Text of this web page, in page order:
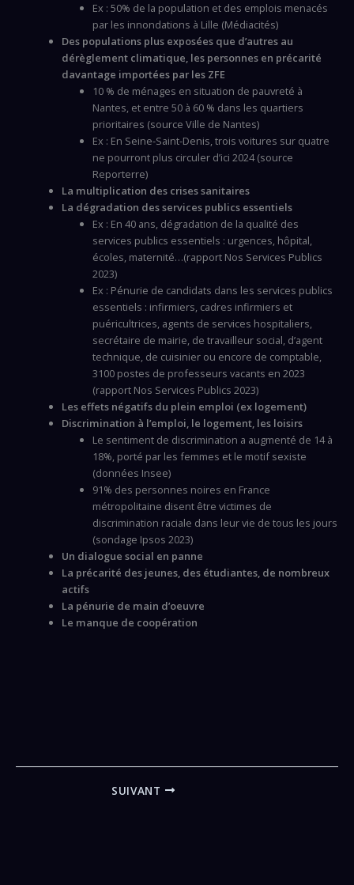
Ex : 50% de la population et des emplois menacés
par les innondations à Lille (Médiacités)
Des populations plus exposées que d’autres au
dérèglement climatique, les personnes en précarité
davantage importées par les ZFE
10 % de ménages en situation de pauvreté à
Nantes, et entre 50 à 60 % dans les quartiers
prioritaires (source Ville de Nantes)
Ex : En Seine-Saint-Denis, trois voitures sur quatre
ne pourront plus circuler d’ici 2024 (source
Reporterre)
La multiplication des crises sanitaires
La dégradation des services publics essentiels
Ex : En 40 ans, dégradation de la qualité des
services publics essentiels : urgences, hôpital,
écoles, maternité…(rapport Nos Services Publics
2023)
Ex : Pénurie de candidats dans les services publics
essentiels : infirmiers, cadres infirmiers et
puéricultrices, agents de services hospitaliers,
secrétaire de mairie, de travailleur social, d’agent
technique, de cuisinier ou encore de comptable,
3100 postes de professeurs vacants en 2023
(rapport Nos Services Publics 2023)
Les effets négatifs du plein emploi (ex logement)
Discrimination à l’emploi, le logement, les loisirs
Le sentiment de discrimination a augmenté de 14 à
18%, porté par les femmes et le motif sexiste
(données Insee)
91% des personnes noires en France
métropolitaine disent être victimes de
discrimination raciale dans leur vie de tous les jours
(sondage Ipsos 2023)
Un dialogue social en panne
La précarité des jeunes, des étudiantes, de nombreux
actifs
La pénurie de main d’oeuvre
Le manque de coopération
SUIVANT